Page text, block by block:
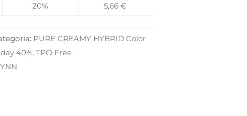
20% 5,66€
PURE CREAMY HYBRID Color
40%, TPO Free